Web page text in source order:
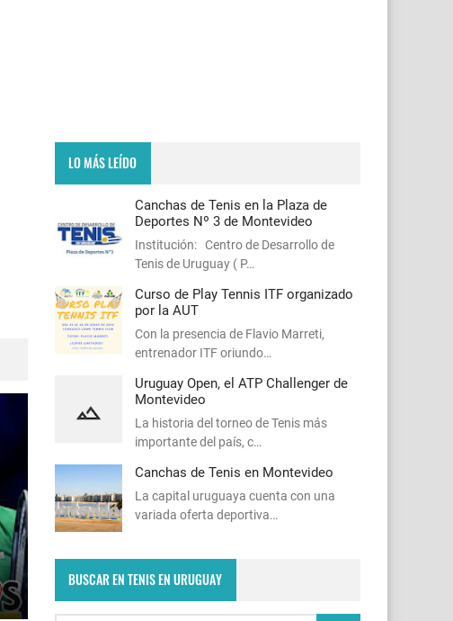
LO MÁS LEÍDO
Canchas de Tenis en la Plaza de
Deportes Nº 3 de Montevideo
Institución: Centro de Desarrollo de
Tenis de Uruguay ( P…
Curso de Play Tennis ITF organizado
por la AUT
Con la presencia de Flavio Marreti,
entrenador ITF oriundo…
Uruguay Open, el ATP Challenger de
Montevideo
La historia del torneo de Tenis más
importante del país, c…
Canchas de Tenis en Montevideo
La capital uruguaya cuenta con una
variada oferta deportiva…
BUSCAR EN TENIS EN URUGUAY